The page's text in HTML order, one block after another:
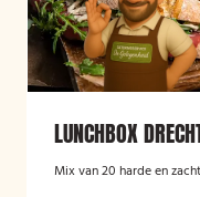
LUNCHBOX
Mix van 20 harde en